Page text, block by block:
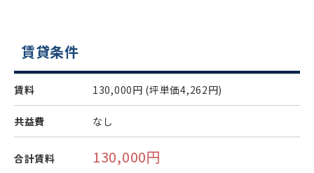
賃貸条件
賃料 130,000円 (坪単価4,262円)
共益費 なし
合計賃料 130,000円